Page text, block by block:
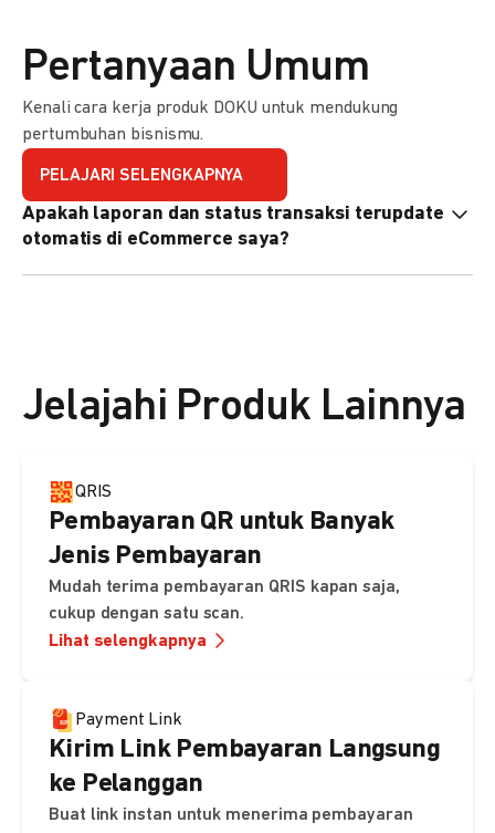
Pertanyaan Umum
Kenali cara kerja produk DOKU untuk mendukung
pertumbuhan bisnismu.
PELAJARI SELENGKAPNYA
Apakah laporan dan status transaksi terupdate
otomatis di eCommerce saya?
Jelajahi Produk Lainnya
QRIS
Pembayaran QR untuk Banyak
Jenis Pembayaran
Mudah terima pembayaran QRIS kapan saja,
cukup dengan satu scan.
Lihat selengkapnya
Payment Link
Kirim Link Pembayaran Langsung
ke Pelanggan
Buat link instan untuk menerima pembayaran